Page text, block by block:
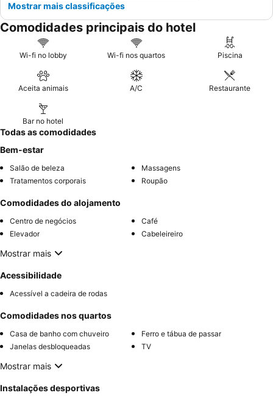
Mostrar mais classificações
Comodidades principais do hotel
Wi-fi no lobby Wi-fi nos quartos Piscina
Aceita animais A/C Restaurante
Bar no hotel
Todas as comodidades
Bem-estar
Salão de beleza
Massagens
Tratamentos corporais
Roupão
Comodidades do alojamento
Centro de negócios
Café
Elevador
Cabeleireiro
Mostrar mais
Acessibilidade
Acessível a cadeira de rodas
Comodidades nos quartos
Casa de banho com chuveiro
Ferro e tábua de passar
Janelas desbloqueadas
TV
Mostrar mais
Instalações desportivas